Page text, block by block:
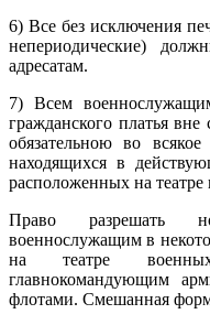
6) Все без исключения
непериодические)
адресатам.
7) Всем
гражданского платья
обязательною во
находящихся в
расположенных на
Право разрешать
военнослужащим в
на театре военных
главнокомандующим
флотами. Смешанная